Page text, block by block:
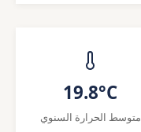
19.8°C
متوسط الحرارة السنوي